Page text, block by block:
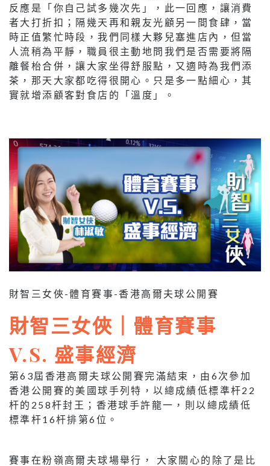
反應是「你自己試多幾次先」，此一回應，讓消費
者大打折扣；隔幾天再和親友光顧另一間食肆，當
時正值繁忙時段，我們同樣大夥兒塞進店內，但當
人流稍為平靜，職員很主動地問我們是否需要將隔
離餐枱合併，讓大家坐得舒服點，又適時為我們添
茶，那天大家都吃得很開心。只是多一點細心，其
實就增添顧客對食店的「溫度」。
財智三女俠-體育賽事-香港高爾夫球公開賽
財智三女俠｜體育賽事
V.S. 盛事經濟
第63屆香港高爾夫球公開賽完滿結束，由6次參加
香港公開賽的美國球手列特，以總成績低標準杆22
杆的258杆封王；香港球手許龍一，則以總成績低
標準杆16杆排第6位。
賽事在粉嶺高爾夫球場舉行， 大家關心的除了是比